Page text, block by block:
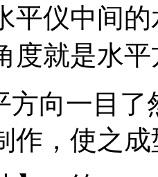
平仪中间
度就是水
向一目了
作，使之